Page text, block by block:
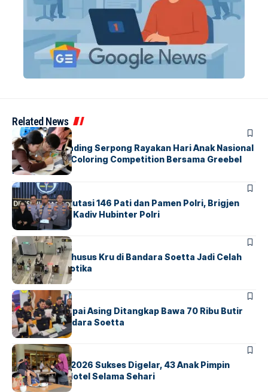
Related News
BERITAINDEX
Atria Hotel Gading Serpong Rayakan Hari Anak Nasional
Lewat Family Coloring Competition Bersama Greebel
Indonesia
BERITA
Mabes Polri Mutasi 146 Pati dan Pamen Polri, Brigjen
Untung Jabat Kadiv Hubinter Polri
BANDARABERITA
Ketika Jalur Khusus Kru di Bandara Soetta Jadi Celah
Sindikat Narkotika
BANDARA BERITA
Kopilot Maskapai Asing Ditangkap Bawa 70 Ribu Butir
Ekstasi di Bandara Soetta
BERITAINDEX
GM For A Day 2026 Sukses Digelar, 43 Anak Pimpin
Operasional Hotel Selama Sehari